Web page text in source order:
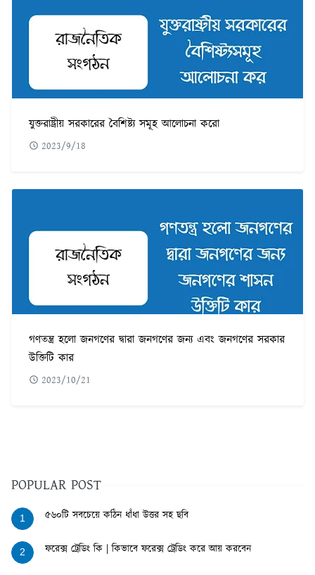
যুক্তরাষ্ট্রীয় সরকারের বৈশিষ্ট্য সমূহ আলোচনা করো
2023/9/18
গণতন্ত্র হলো জনগণের দ্বারা জনগণের জন্য এবং জনগণের সরকার
উক্তিটি কার
2023/10/21
POPULAR POST
1 ৫৬০টি সবচেয়ে কঠিন ধাঁধা উত্তর সহ ছবি
2 ফরেক্স ট্রেডিং কি | কিভাবে ফরেক্স ট্রেডিং করে আয় করবেন